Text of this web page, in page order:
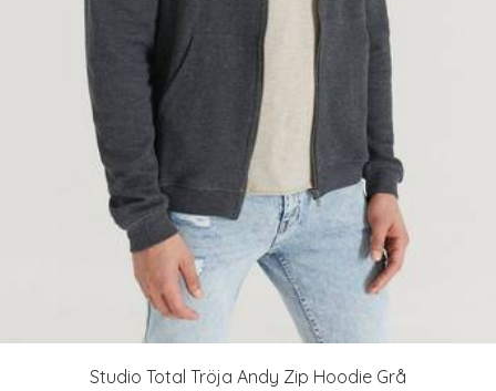
Studio Total Tröja Andy Zip Hoodie Grå